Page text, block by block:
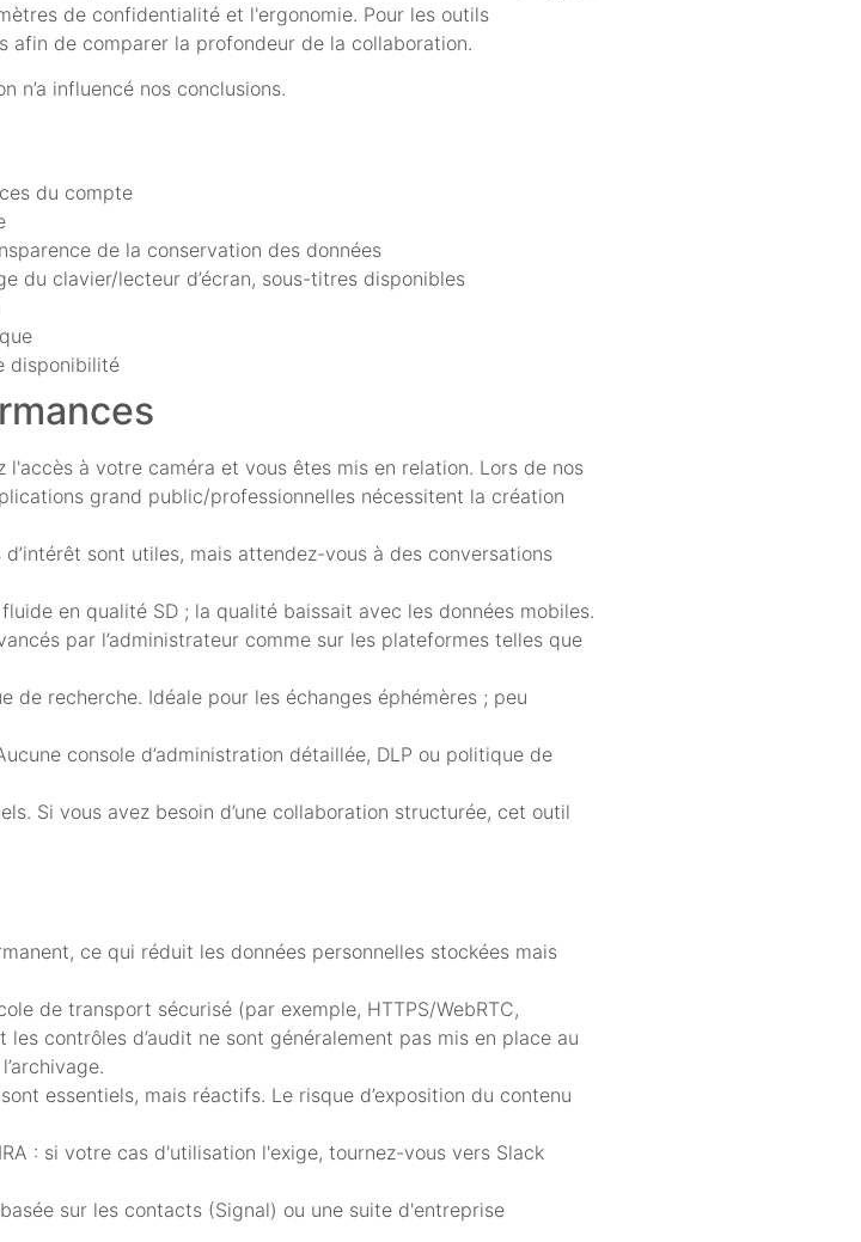
de confidentialité et l'ergonomie. Pour les outils
afin de comparer la profondeur de la collaboration.
n’a influencé nos conclusions.
du compte
de la conservation des données
du clavier/lecteur d’écran, sous-titres disponibles
disponibilité
à votre caméra et vous êtes mis en relation. Lors de nos
grand public/professionnelles nécessitent la création
sont utiles, mais attendez-vous à des conversations
en qualité SD ; la qualité baissait avec les données mobiles.
par l’administrateur comme sur les plateformes telles que
de recherche. Idéale pour les échanges éphémères ; peu
console d’administration détaillée, DLP ou politique de
Si vous avez besoin d’une collaboration structurée, cet outil
ce qui réduit les données personnelles stockées mais
de transport sécurisé (par exemple, HTTPS/WebRTC,
contrôles d’audit ne sont généralement pas mis en place au
essentiels, mais réactifs. Le risque d’exposition du contenu
: si votre cas d'utilisation l'exige, tournez-vous vers Slack
sur les contacts (Signal) ou une suite d'entreprise